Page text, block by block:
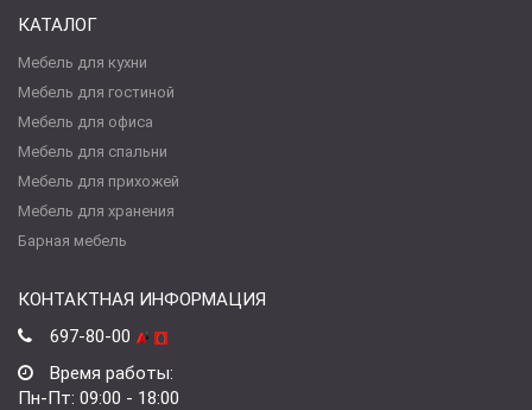
КАТАЛОГ
Мебель для кухни
Мебель для гостиной
Мебель для офиса
Мебель для спальни
Мебель для прихожей
Мебель для хранения
Барная мебель
КОНТАКТНАЯ ИНФОРМАЦИЯ
697-80-00
Время работы:
Пн-Пт: 09:00 - 18:00